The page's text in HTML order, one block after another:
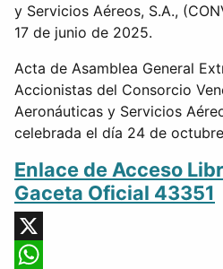
y Servicios Aéreos, S.A.,
17 de junio de 2025.
Acta de Asamblea General
Accionistas del Consorcio
Aeronáuticas y Servicios
celebrada el día 24 de
Enlace de Acceso
Gaceta Oficial 43351
X